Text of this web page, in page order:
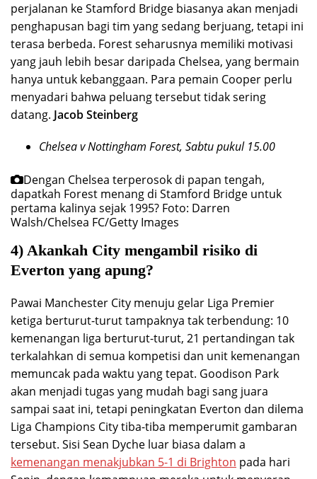
perjalanan ke Stamford Bridge biasanya akan menjadi
penghapusan bagi tim yang sedang berjuang, tetapi ini
terasa berbeda. Forest seharusnya memiliki motivasi
yang jauh lebih besar daripada Chelsea, yang bermain
hanya untuk kebanggaan. Para pemain Cooper perlu
menyadari bahwa peluang tersebut tidak sering
datang. Jacob Steinberg
Chelsea v Nottingham Forest, Sabtu pukul 15.00
Dengan Chelsea terperosok di papan tengah,
dapatkah Forest menang di Stamford Bridge untuk
pertama kalinya sejak 1995? Foto: Darren
Walsh/Chelsea FC/Getty Images
4) Akankah City mengambil risiko di
Everton yang apung?
Pawai Manchester City menuju gelar Liga Premier
ketiga berturut-turut tampaknya tak terbendung: 10
kemenangan liga berturut-turut, 21 pertandingan tak
terkalahkan di semua kompetisi dan unit kemenangan
memuncak pada waktu yang tepat. Goodison Park
akan menjadi tugas yang mudah bagi sang juara
sampai saat ini, tetapi peningkatan Everton dan dilema
Liga Champions City tiba-tiba memperumit gambaran
tersebut. Sisi Sean Dyche luar biasa dalam a
kemenangan menakjubkan 5-1 di Brighton pada hari